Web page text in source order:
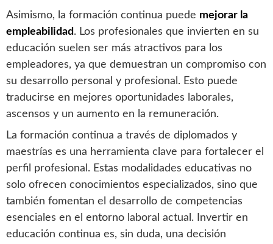
Asimismo, la formación continua puede mejorar la
empleabilidad. Los profesionales que invierten en su
educación suelen ser más atractivos para los
empleadores, ya que demuestran un compromiso con
su desarrollo personal y profesional. Esto puede
traducirse en mejores oportunidades laborales,
ascensos y un aumento en la remuneración.
La formación continua a través de diplomados y
maestrías es una herramienta clave para fortalecer el
perfil profesional. Estas modalidades educativas no
solo ofrecen conocimientos especializados, sino que
también fomentan el desarrollo de competencias
esenciales en el entorno laboral actual. Invertir en
educación continua es, sin duda, una decisión